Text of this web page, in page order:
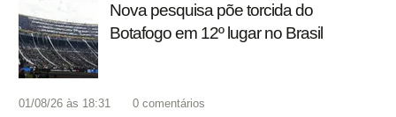
Nova pesquisa põe torcida do
Botafogo em 12º lugar no Brasil
01/08/26 às 18:31 0 comentários